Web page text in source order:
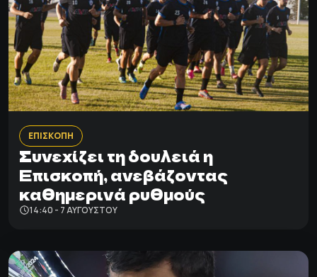
ΕΠΙΣΚΟΠΗ
Συνεχίζει τη δουλειά η
Επισκοπή, ανεβάζοντας
καθημερινά ρυθμούς
14:40 - 7 ΑΥΓΟΎΣΤΟΥ